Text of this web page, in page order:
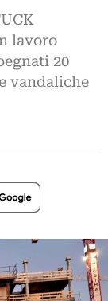
lavoro
20
vandaliche